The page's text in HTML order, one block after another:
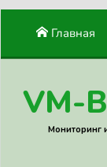
Главная
VM-
Мониторинг